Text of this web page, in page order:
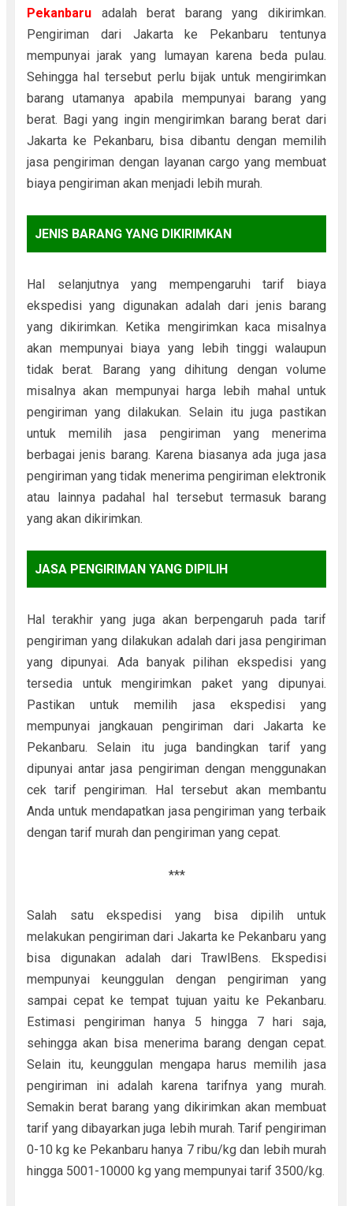
Pekanbaruadalah berat barang yang dikirimkan.
Pengiriman dari Jakarta ke Pekanbaru tentunya
mempunyai jarak yang lumayan karena beda pulau.
Sehingga hal tersebut perlu bijak untuk mengirimkan
barang utamanya apabila mempunyai barang yang
berat. Bagi yang ingin mengirimkan barang berat dari
Jakarta ke Pekanbaru, bisa dibantu dengan memilih
jasa pengiriman dengan layanan cargo yang membuat
biaya pengiriman akan menjadi lebih murah.
JENIS BARANG YANG DIKIRIMKAN
Hal selanjutnya yang mempengaruhi tarif biaya
ekspedisi yang digunakan adalah dari jenis barang
yang dikirimkan. Ketika mengirimkan kaca misalnya
akan mempunyai biaya yang lebih tinggi walaupun
tidak berat. Barang yang dihitung dengan volume
misalnya akan mempunyai harga lebih mahal untuk
pengiriman yang dilakukan. Selain itu juga pastikan
untuk memilih jasa pengiriman yang menerima
berbagai jenis barang. Karena biasanya ada juga jasa
pengiriman yang tidak menerima pengiriman elektronik
atau lainnya padahal hal tersebut termasuk barang
yang akan dikirimkan.
JASA PENGIRIMAN YANG DIPILIH
Hal terakhir yang juga akan berpengaruh pada tarif
pengiriman yang dilakukan adalah dari jasa pengiriman
yang dipunyai. Ada banyak pilihan ekspedisi yang
tersedia untuk mengirimkan paket yang dipunyai.
Pastikan untuk memilih jasa ekspedisi yang
mempunyai jangkauan pengiriman dari Jakarta ke
Pekanbaru. Selain itu juga bandingkan tarif yang
dipunyai antar jasa pengiriman dengan menggunakan
cek tarif pengiriman. Hal tersebut akan membantu
Anda untuk mendapatkan jasa pengiriman yang terbaik
dengan tarif murah dan pengiriman yang cepat.
***
Salah satu ekspedisi yang bisa dipilih untuk
melakukan pengiriman dari Jakarta ke Pekanbaru yang
bisa digunakan adalah dari TrawlBens. Ekspedisi
mempunyai keunggulan dengan pengiriman yang
sampai cepat ke tempat tujuan yaitu ke Pekanbaru.
Estimasi pengiriman hanya 5 hingga 7 hari saja,
sehingga akan bisa menerima barang dengan cepat.
Selain itu, keunggulan mengapa harus memilih jasa
pengiriman ini adalah karena tarifnya yang murah.
Semakin berat barang yang dikirimkan akan membuat
tarif yang dibayarkan juga lebih murah. Tarif pengiriman
0-10 kg ke Pekanbaru hanya 7 ribu/kg dan lebih murah
hingga 5001-10000 kg yang mempunyai tarif 3500/kg.